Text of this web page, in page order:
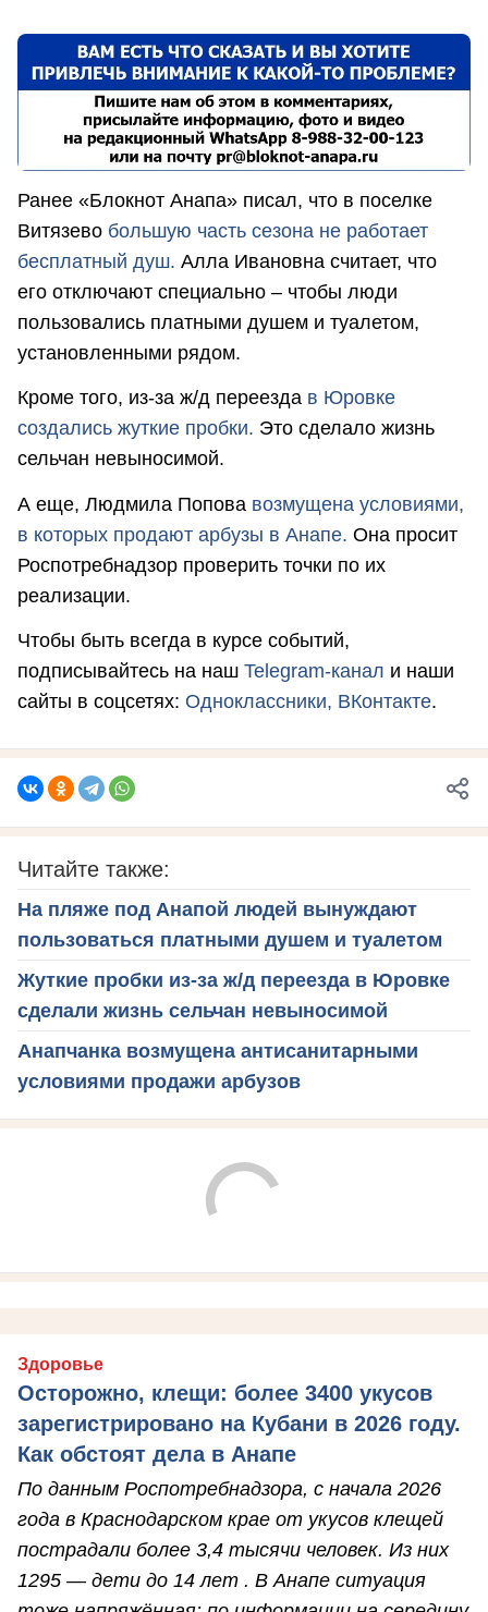
Ранее «Блокнот Анапа» писал, что в поселке
Витязево большую часть сезона не работает
бесплатный душ. Алла Ивановна считает, что
его отключают специально – чтобы люди
пользовались платными душем и туалетом,
установленными рядом.
Кроме того, из-за ж/д переезда в Юровке
создались жуткие пробки. Это сделало жизнь
сельчан невыносимой.
А еще, Людмила Попова возмущена условиями,
в которых продают арбузы в Анапе. Она просит
Роспотребнадзор проверить точки по их
реализации.
Чтобы быть всегда в курсе событий,
подписывайтесь на наш Telegram-канал и наши
сайты в соцсетях: Одноклассники, ВКонтакте.
Читайте также:
На пляже под Анапой людей вынуждают
пользоваться платными душем и туалетом
Жуткие пробки из-за ж/д переезда в Юровке
сделали жизнь сельчан невыносимой
Анапчанка возмущена антисанитарными
условиями продажи арбузов
Здоровье
Осторожно, клещи: более 3400 укусов
зарегистрировано на Кубани в 2026 году.
Как обстоят дела в Анапе
По данным Роспотребнадзора, с начала 2026
года в Краснодарском крае от укусов клещей
пострадали более 3,4 тысячи человек. Из них
1295 — дети до 14 лет . В Анапе ситуация